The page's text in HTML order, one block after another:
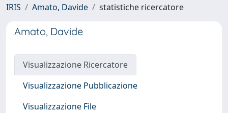
IRIS Amato, Davide statistiche ricercatore
Amato, Davide
Visualizzazione Ricercatore
Visualizzazione Pubblicazione
Visualizzazione File